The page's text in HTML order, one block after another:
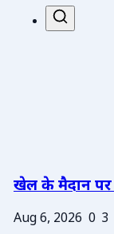
खेल के मैदान पर
Aug 6, 2026 0 3